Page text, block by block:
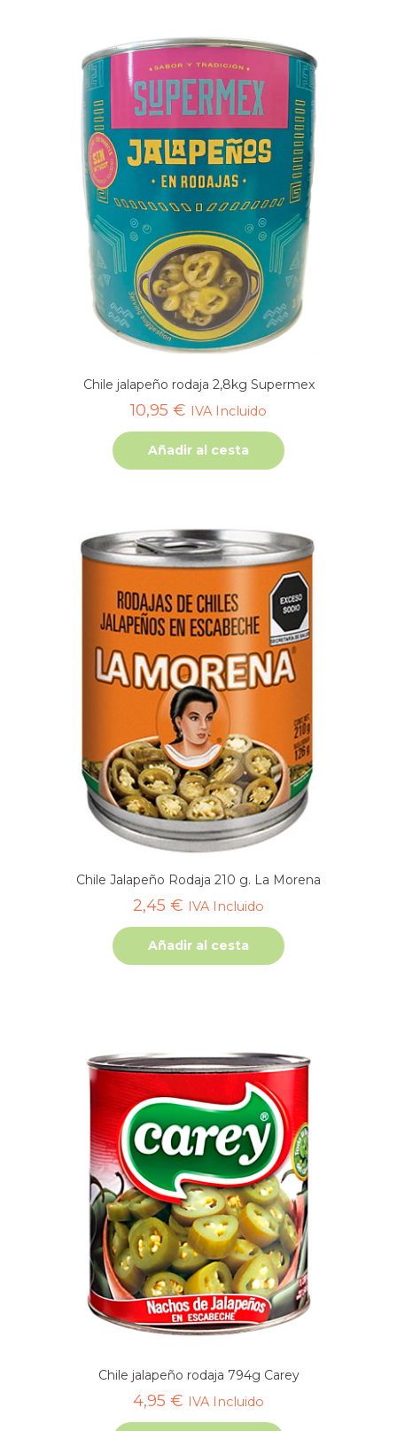
Chile jalapeño rodaja 2,8kg Supermex
10,95 € IVA Incluido
Añadir al cesta
Chile Jalapeño Rodaja 210 g. La Morena
2,45 € IVA Incluido
Añadir al cesta
Chile jalapeño rodaja 794g Carey
4,95 € IVA Incluido